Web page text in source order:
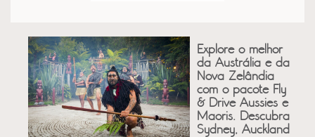
Explore o melhor
da Austrália e da
Nova Zelândia
com o pacote Fly
& Drive Aussies e
Maoris. Descubra
Sydney, Auckland